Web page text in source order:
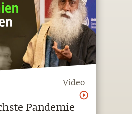
Video
Pandemie